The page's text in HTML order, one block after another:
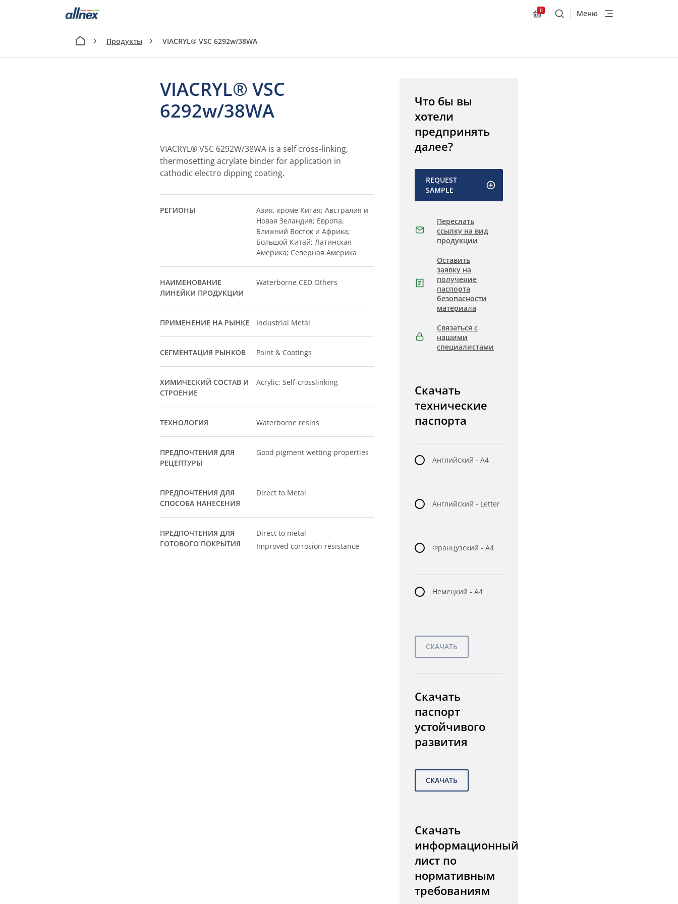
Allnex.GeneralResources.Cart
0
ПоискМеню
Продукты VIACRYL® VSC 6292w/38WA
VIACRYL® VSC
6292w/38WA
VIACRYL® VSC 6292W/38WA is a self cross-linking,
thermosetting acrylate binder for application in
cathodic electro dipping coating.
РЕГИОНЫ
Азия, кроме Китая; Австралия и
Новая Зеландия; Европа,
Ближний Восток и Африка;
Большой Китай; Латинская
Америка; Северная Америка
НАИМЕНОВАНИЕ
ЛИНЕЙКИ ПРОДУКЦИИ
Waterborne CED Others
ПРИМЕНЕНИЕ НА РЫНКЕ Industrial Metal
СЕГМЕНТАЦИЯ РЫНКОВ Paint & Coatings
ХИМИЧЕСКИЙ СОСТАВ И
СТРОЕНИЕ
Acrylic; Self-crosslinking
ТЕХНОЛОГИЯ Waterborne resins
ПРЕДПОЧТЕНИЯ ДЛЯ
РЕЦЕПТУРЫ
Good pigment wetting properties
ПРЕДПОЧТЕНИЯ ДЛЯ
СПОСОБА НАНЕСЕНИЯ
Direct to Metal
ПРЕДПОЧТЕНИЯ ДЛЯ
ГОТОВОГО ПОКРЫТИЯ
Direct to metal
Improved corrosion resistance
Что бы вы
хотели
предпринять
далее?
REQUEST
SAMPLE
Переслать
ссылку на вид
продукции
Оставить
заявку на
получение
паспорта
безопасности
материала
Связаться с
нашими
специалистами
Скачать
технические
паспорта
Английский - A4
Английский - Letter
Французский - A4
Немецкий - A4
Скачать
паспорт
устойчивого
развития
Скачать
информационный
лист по
нормативным
требованиям